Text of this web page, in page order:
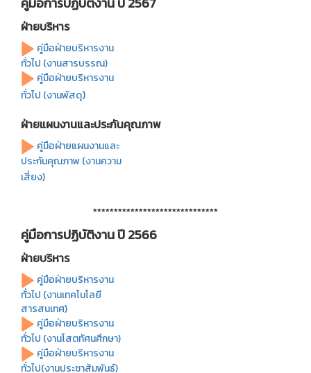
ฝ่ายบริหาร
คู่มือฝ่ายบริหารงาน
ทั่วไป (งานสารบรรณ)
คู่มือฝ่ายบริหารงาน
ทั่วไป (งานพัสดุ)
ฝ่ายแผนงานและประกันคุณภาพ
คู่มือฝ่ายแผนงานและ
ประกันคุณภาพ (งานความ
เสี่ยง)
******************************
คู่มือการปฏิบัติงานปี 2566
ฝ่ายบริหาร
คู่มือฝ่ายบริหารงาน
ทั่วไป (งานเทคโนโลยี
สารสนเทศ)
คู่มือฝ่ายบริหารงาน
ทั่วไป (งานโสตทัศนศึกษา)
คู่มือฝ่ายบริหารงาน
ทั่วไป(งานประชาสัมพันธ์)